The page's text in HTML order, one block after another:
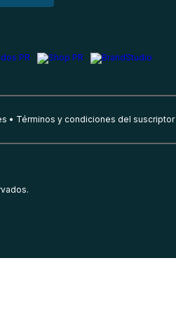
Términos y condiciones del suscriptor